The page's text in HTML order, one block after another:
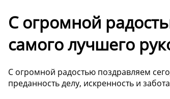
С огромной
самого лучшего
С огромной радостью поздравляем
преданность делу, искренность и